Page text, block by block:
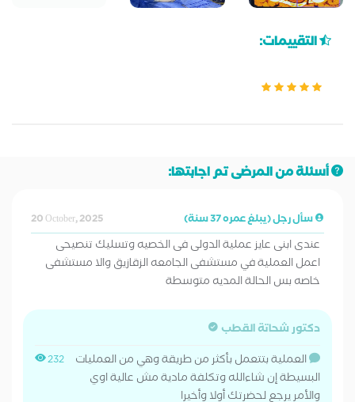
التقييمات:
أسئلة من المرضى تم اجابتها:
سأل رجل (يبلغ عمره 37 سنة) 20 October, 2025
عندى ابنى عايز عملية الدولى فى الخصيه وتسليك تنصيحى
اعمل العملية في مستشفى الجامعه الزقازيق والا مستشفى
خاصه بس الحالة المديه متوسطة
دكتور شحاتة القطب
232
العملية بتتعمل بأكثر من طريقة وهي من العمليات
البسيطة إن شاءالله وتكلفة مادية مش عالية اوي
والأمر يرجع لحضرتك أولا وأخيرا